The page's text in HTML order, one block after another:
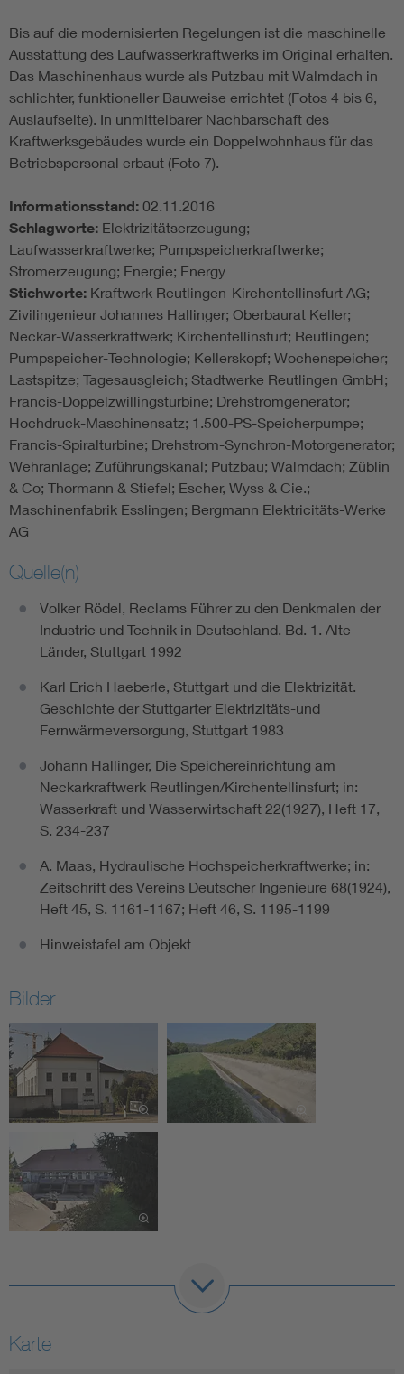
Bis auf die modernisierten Regelungen ist die maschinelle
Ausstattung des Laufwasserkraftwerks im Original erhalten.
Das Maschinenhaus wurde als Putzbau mit Walmdach in
schlichter, funktioneller Bauweise errichtet (Fotos 4 bis 6,
Auslaufseite). In unmittelbarer Nachbarschaft des
Kraftwerksgebäudes wurde ein Doppelwohnhaus für das
Betriebspersonal erbaut (Foto 7).
Informationsstand: 02.11.2016
Schlagworte: Elektrizitätserzeugung;
Laufwasserkraftwerke; Pumpspeicherkraftwerke;
Stromerzeugung; Energie; Energy
Stichworte: Kraftwerk Reutlingen-Kirchentellinsfurt AG;
Zivilingenieur Johannes Hallinger; Oberbaurat Keller;
Neckar-Wasserkraftwerk; Kirchentellinsfurt; Reutlingen;
Pumpspeicher-Technologie; Kellerskopf; Wochenspeicher;
Lastspitze; Tagesausgleich; Stadtwerke Reutlingen GmbH;
Francis-Doppelzwillingsturbine; Drehstromgenerator;
Hochdruck-Maschinensatz; 1.500-PS-Speicherpumpe;
Francis-Spiralturbine; Drehstrom-Synchron-Motorgenerator;
Wehranlage; Zuführungskanal; Putzbau; Walmdach; Züblin
& Co; Thormann & Stiefel; Escher, Wyss & Cie.;
Maschinenfabrik Esslingen; Bergmann Elektricitäts-Werke
AG
Quelle(n)
Volker Rödel, Reclams Führer zu den Denkmalen der
Industrie und Technik in Deutschland. Bd. 1. Alte
Länder, Stuttgart 1992
Karl Erich Haeberle, Stuttgart und die Elektrizität.
Geschichte der Stuttgarter Elektrizitäts-und
Fernwärmeversorgung, Stuttgart 1983
Johann Hallinger, Die Speichereinrichtung am
Neckarkraftwerk Reutlingen/Kirchentellinsfurt; in:
Wasserkraft und Wasserwirtschaft 22(1927), Heft 17,
S. 234-237
A. Maas, Hydraulische Hochspeicherkraftwerke; in:
Zeitschrift des Vereins Deutscher Ingenieure 68(1924),
Heft 45, S. 1161-1167; Heft 46, S. 1195-1199
Hinweistafel am Objekt
Bilder
Karte